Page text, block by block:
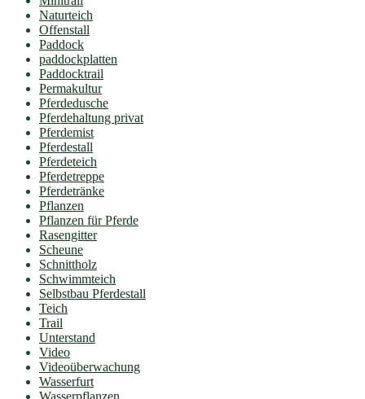
Naturteich
Offenstall
Paddock
paddockplatten
Paddocktrail
Permakultur
Pferdedusche
Pferdehaltung privat
Pferdemist
Pferdestall
Pferdeteich
Pferdetreppe
Pferdetränke
Pflanzen
Pflanzen für Pferde
Rasengitter
Scheune
Schnittholz
Schwimmteich
Selbstbau Pferdestall
Teich
Trail
Unterstand
Video
Videoüberwachung
Wasserfurt